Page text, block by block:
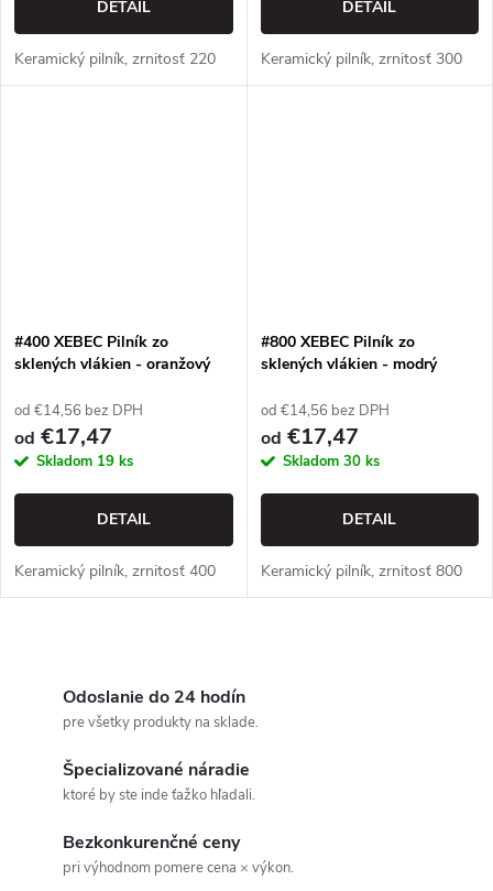
DETAIL
Keramický pilník, zrnitosť 220
DETAIL
Keramický pilník, zrnitosť 300
#400 XEBEC Pilník zo
sklených vlákien - oranžový
od €14,56 bez DPH
od €17,47
Skladom 19 ks
DETAIL
Keramický pilník, zrnitosť 400
#800 XEBEC Pilník zo
sklených vlákien - modrý
od €14,56 bez DPH
od €17,47
Skladom 30 ks
DETAIL
Keramický pilník, zrnitosť 800
Odoslanie do 24 hodín
pre všetky produkty na sklade.
Špecializované náradie
ktoré by ste inde ťažko hľadali.
Bezkonkurenčné ceny
pri výhodnom pomere cena × výkon.